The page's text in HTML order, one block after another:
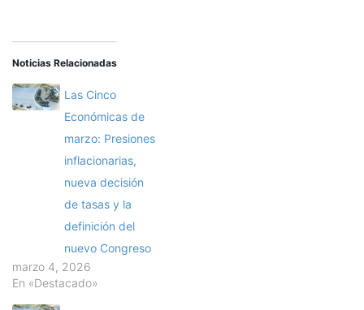
Noticias Relacionadas
Las Cinco
Económicas de
marzo: Presiones
inflacionarias,
nueva decisión
de tasas y la
definición del
nuevo Congreso
marzo 4, 2026
En «Destacado»